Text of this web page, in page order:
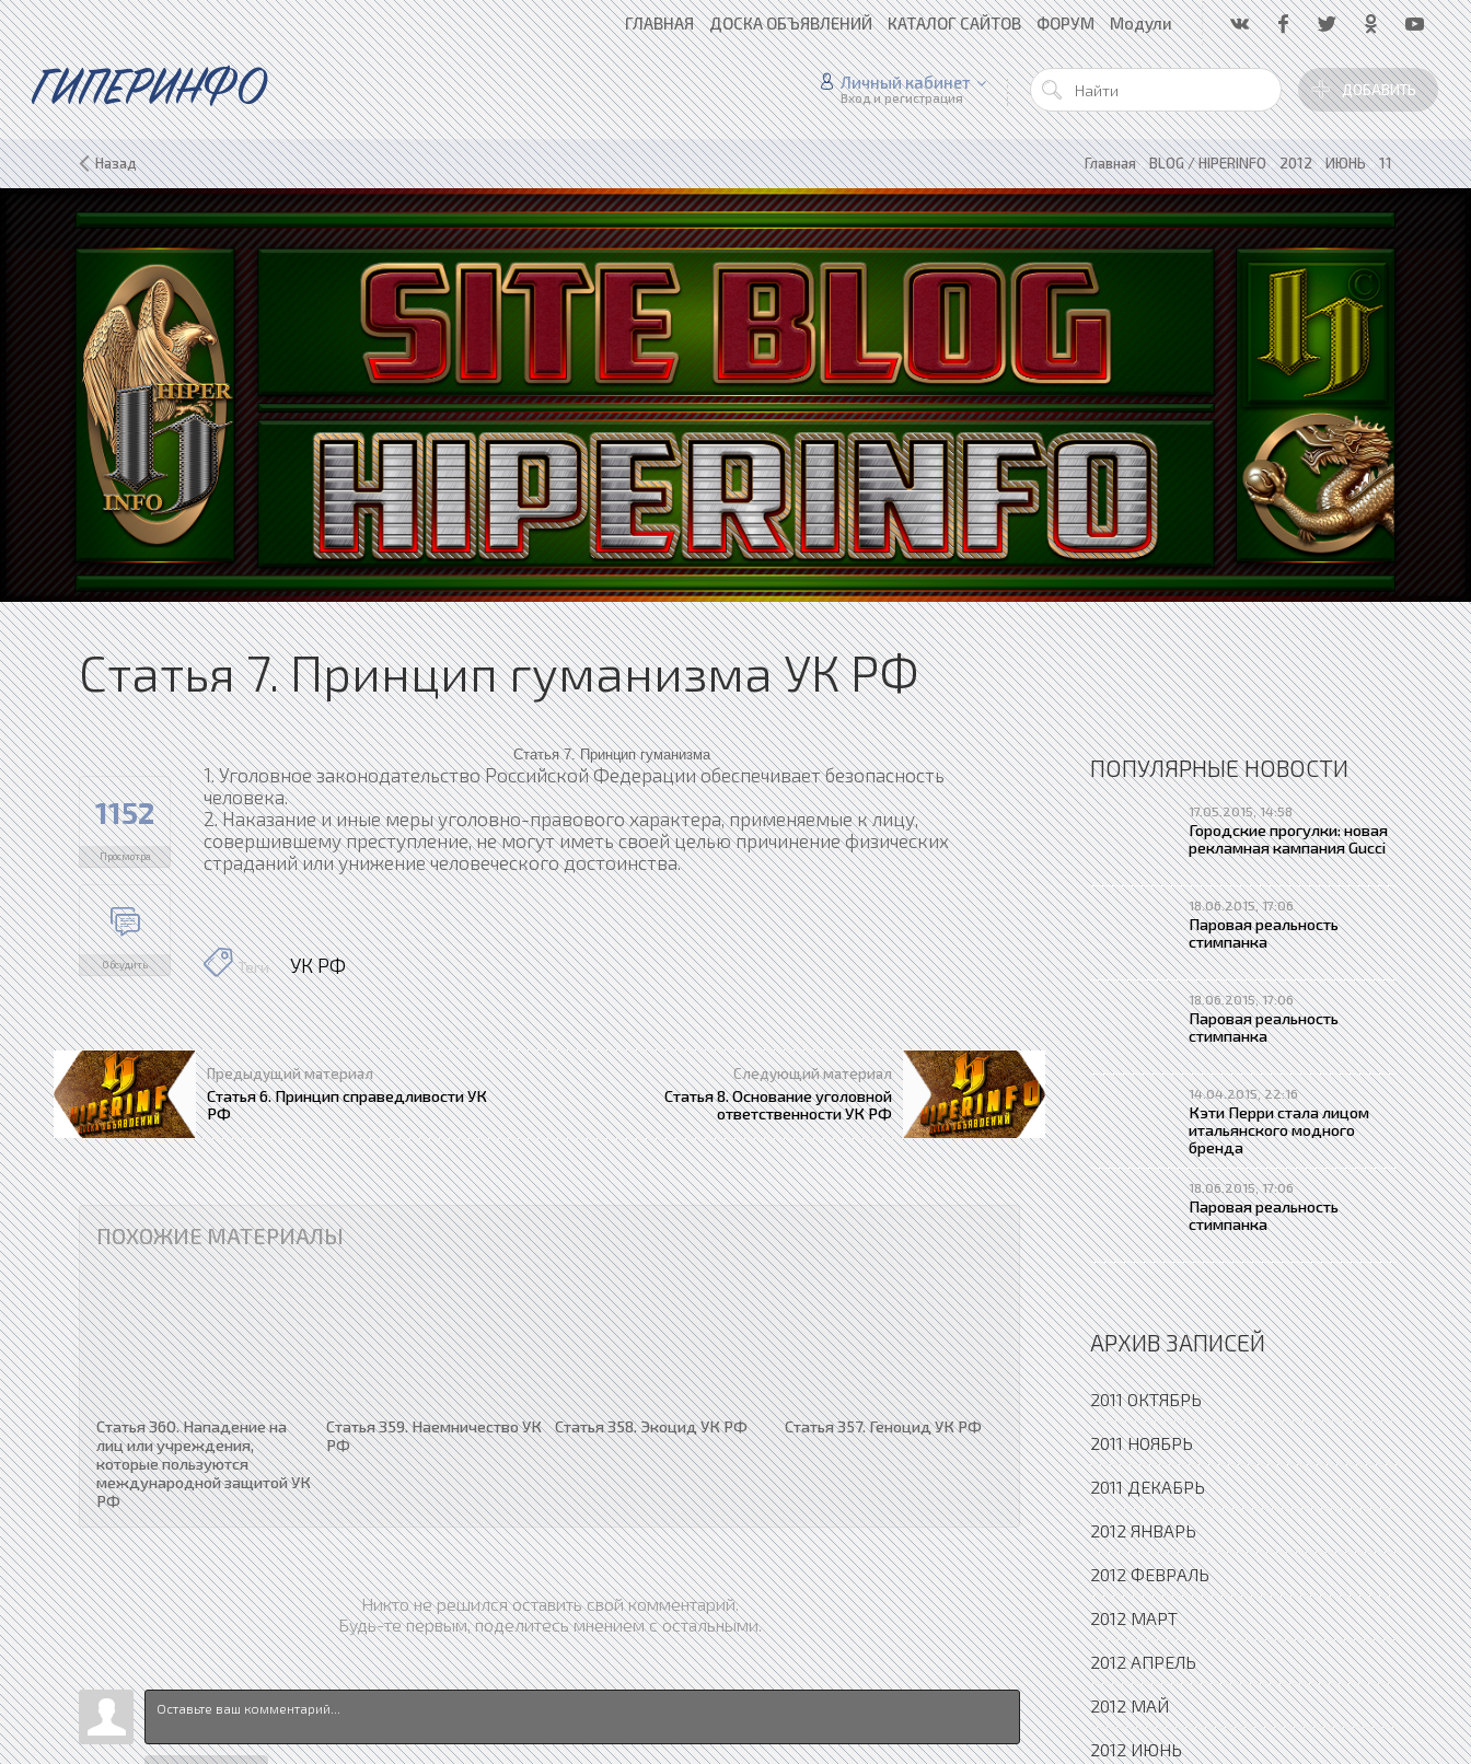
ГЛАВНАЯ ДОСКА ОБЪЯВЛЕНИЙ КАТАЛОГ САЙТОВ ФОРУМ Модули
ГИПЕРИНФО ДОБАВИТЬ
Личный кабинет
Вход и регистрация
Назад Главная»BLOG / HIPERINFO»2012»ИЮНЬ»11
Статья 7. Принцип гуманизма УК РФ
1152
Просмотра
Обсудить
Статья 7. Принцип гуманизма
1. Уголовное законодательство Российской Федерации обеспечивает безопасность
человека.
2. Наказание и иные меры уголовно-правового характера, применяемые к лицу,
совершившему преступление, не могут иметь своей целью причинение физических
страданий или унижение человеческого достоинства.
Теги УК РФ
Предыдущий материал
Статья 6. Принцип справедливости УК
РФ
Следующий материал
Статья 8. Основание уголовной
ответственности УК РФ
ПОХОЖИЕ МАТЕРИАЛЫ
Статья 360. Нападение на
лиц или учреждения,
которые пользуются
международной защитой УК
РФ
Статья 359. Наемничество УК
РФ
Статья 358. Экоцид УК РФ Статья 357. Геноцид УК РФ
Никто не решился оставить свой комментарий.
Будь-те первым, поделитесь мнением с остальными.
ПОПУЛЯРНЫЕ НОВОСТИ
17.05.2015, 14:58
Городские прогулки: новая
рекламная кампания Gucci
18.06.2015, 17:06
Паровая реальность
стимпанка
18.06.2015, 17:06
Паровая реальность
стимпанка
14.04.2015, 22:16
Кэти Перри стала лицом
итальянского модного
бренда
18.06.2015, 17:06
Паровая реальность
стимпанка
АРХИВ ЗАПИСЕЙ
2011 ОКТЯБРЬ
2011 НОЯБРЬ
2011 ДЕКАБРЬ
2012 ЯНВАРЬ
2012 ФЕВРАЛЬ
2012 МАРТ
2012 АПРЕЛЬ
2012 МАЙ
2012 ИЮНЬ